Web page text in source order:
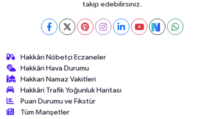
takip edebilirsiniz.
Hakkâri Nöbetçi Eczaneler
Hakkâri Hava Durumu
Hakkari Namaz Vakitleri
Hakkâri Trafik Yoğunluk Haritası
Puan Durumu ve Fikstür
Tüm Manşetler